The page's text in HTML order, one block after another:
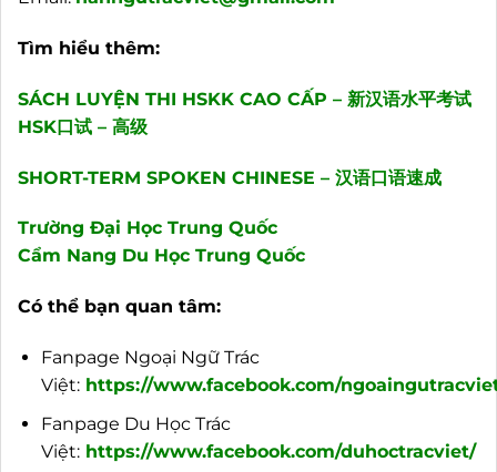
Tìm hiểu thêm:
SÁCH LUYỆN THI HSKK CAO CẤP – 新汉语水平考试
HSK口试 – 高级
SHORT-TERM SPOKEN CHINESE – 汉语口语速成
Trường Đại Học Trung Quốc
Cẩm Nang Du Học Trung Quốc
Có thể bạn quan tâm:
Fanpage Ngoại Ngữ Trác
Việt: https://www.facebook.com/
Fanpage Du Học Trác
Việt: https://www.facebook.com/duhoctracviet/